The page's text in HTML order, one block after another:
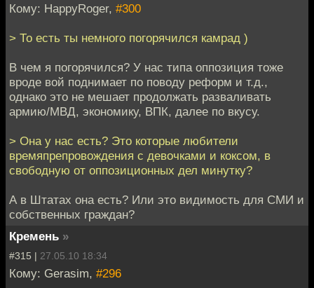
Кому: HappyRoger, #300
> То есть ты немного погорячился камрад )
В чем я погорячился? У нас типа оппозиция тоже
вроде вой поднимает по поводу реформ и т.д.,
однако это не мешает продолжать разваливать
армию/МВД, экономику, ВПК, далее по вкусу.
> Она у нас есть? Это которые любители
времяпрепровождения с девочками и коксом, в
свободную от оппозиционных дел минутку?
А в Штатах она есть? Или это видимость для СМИ и
собственных граждан?
Кремень »
#315 | 27.05.10 18:34
Кому: Gerasim, #296